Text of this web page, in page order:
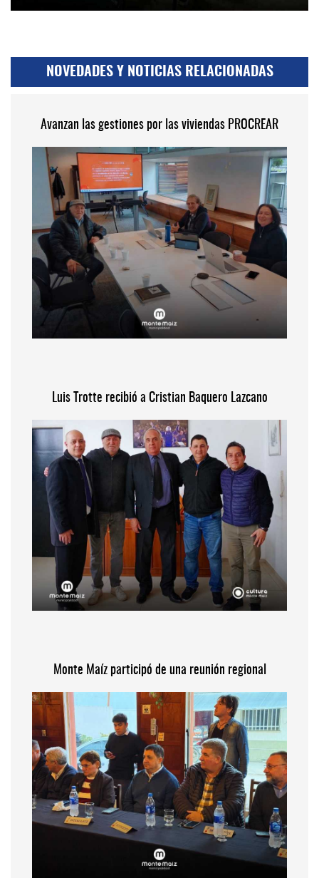
NOVEDADES Y NOTICIAS RELACIONADAS
Avanzan las gestiones por las viviendas PROCREAR
Luis Trotte recibió a Cristian Baquero Lazcano
Monte Maíz participó de una reunión regional